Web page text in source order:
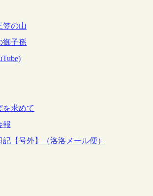
笠の山
御子孫
を求めて
報
【号外】（洛洛メール便）